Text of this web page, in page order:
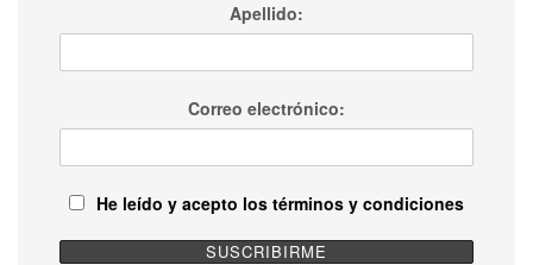
Etiquetas: Corea Destacados
Apellido:
Correo electrónico:
He leído y acepto los términos y condiciones